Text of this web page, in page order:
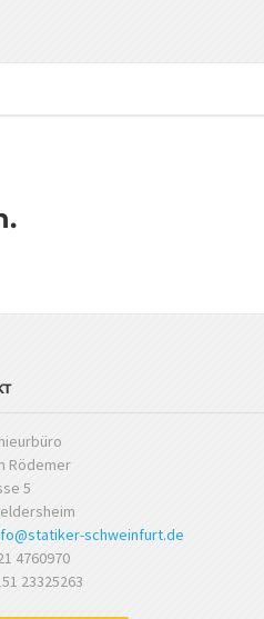
Rödemer
5
schweinfurt.de
4760970
23325263